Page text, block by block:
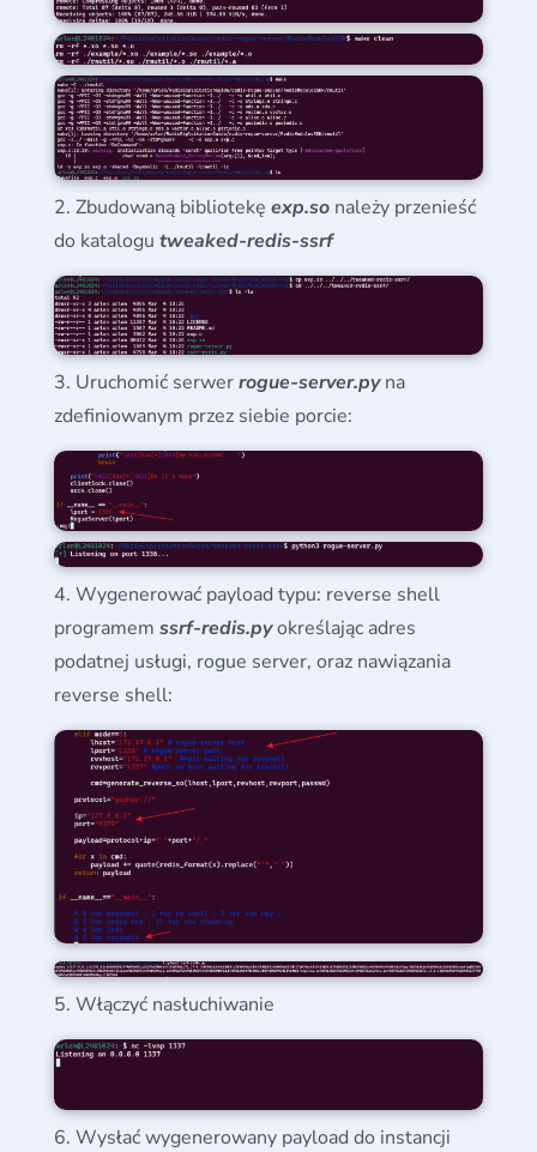
Zbudowaną bibliotekę exp.sonależy przenieść
do katalogu tweaked-redis-ssrf
Uruchomić serwerrogue-server.pyna
zdefiniowanym przez siebie porcie:
Wygenerować payload typu: reverse shell
programem ssrf-redis.pyokreślając adres
podatnej usługi, rogue server, oraz nawiązania
reverse shell:
Włączyć nasłuchiwanie
Wysłać wygenerowany payload do instancji